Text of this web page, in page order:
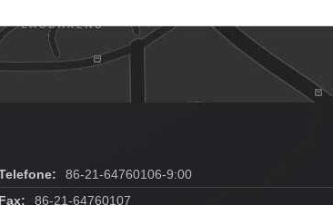
86-21-64760106-9:00
Fax:
86-21-64760107